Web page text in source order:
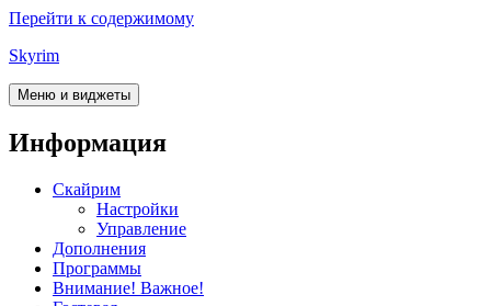
Перейти к содержимому
Skyrim
Меню и виджеты
Информация
Скайрим
Настройки
Управление
Дополнения
Программы
Внимание! Важное!